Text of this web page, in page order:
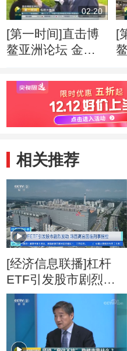
02:20
[第一时间]直击博
鳌亚洲论坛 金融
管面临更多挑战
[
相关推荐
[经济信息联播]杠杆
ETF引发股市剧烈波
动 韩国高官面临刑事